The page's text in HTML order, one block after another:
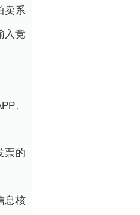
卖系
入竞
、
票的
息核